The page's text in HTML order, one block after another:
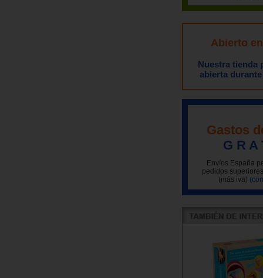
Abierto
Nuestra tienda
abierta
Gastos
G R A
Envíos España
pedidos
(más iva)